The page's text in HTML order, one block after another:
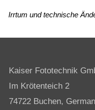
Irrtum und technische
Kaiser Fototechnik
Im Krötenteich 2
74722 Buchen,